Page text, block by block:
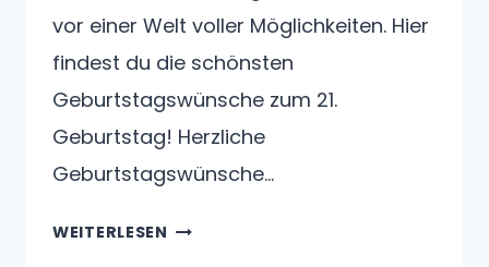
vor einer Welt voller Möglichkeiten. Hier
findest du die schönsten
Geburtstagswünsche zum 21.
Geburtstag! Herzliche
Geburtstagswünsche…
WEITERLESEN GEBURTSTAGSWÜNSCHE